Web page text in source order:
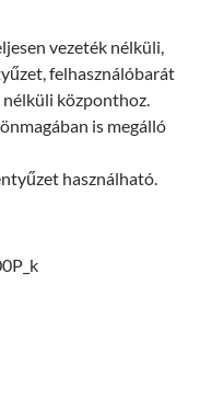
vezeték nélküli,
felhasználóbarát
nélküli központhoz.
is megálló
használható.